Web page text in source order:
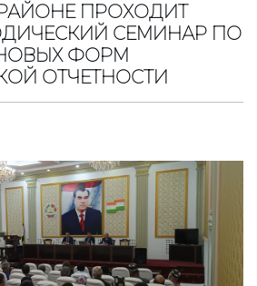
ПРОХОДИТ
СЕМИНАР ПО
ФОРМ
ОТЧЕТНОСТИ